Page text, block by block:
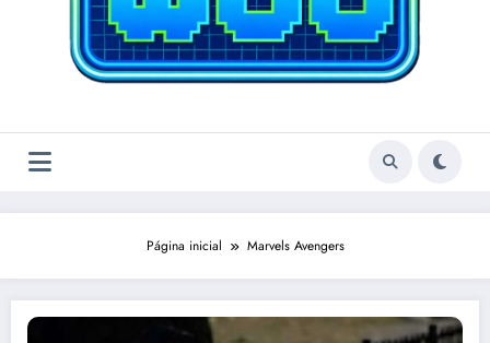
Página inicial Marvels Avengers